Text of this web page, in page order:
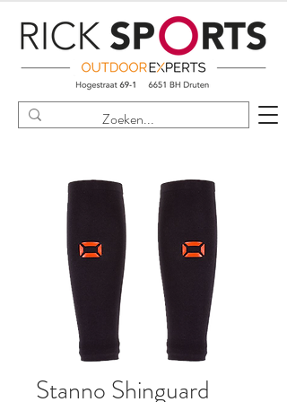
Stanno Shinguard